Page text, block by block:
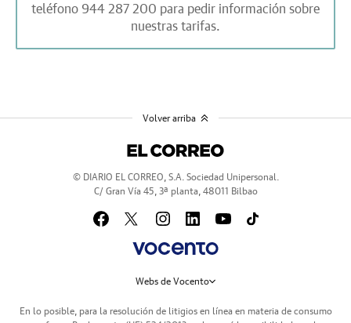
teléfono 944 287 200 para pedir información sobre
nuestras tarifas.
© DIARIO EL CORREO, S.A. Sociedad Unipersonal.
C/ Gran Vía 45, 3ª planta, 48011 Bilbao
Webs de Vocento
En lo posible, para la resolución de litigios en línea en materia de consumo
Volver arriba